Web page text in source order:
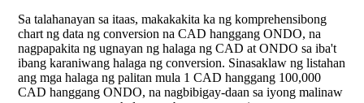
Sa talahanayan sa itaas, makakakita ka ng komprehensibong
chart ng data ng conversion na CAD hanggang ONDO, na
nagpapakita ng ugnayan ng halaga ng CAD at ONDO sa iba't
ibang karaniwang halaga ng conversion. Sinasaklaw ng listahan
ang mga halaga ng palitan mula 1 CAD hanggang 100,000
CAD hanggang ONDO, na nagbibigay-daan sa iyong malinaw